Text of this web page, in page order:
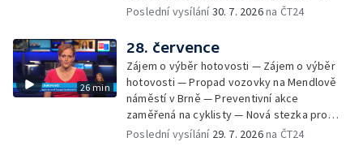
Chybějící toalety u dětských hřišť —
bývalého nákupního domu Letná — Končí 52.
ročník Letní filmové školy — 3. ročník
komunitní akce Stůl ve středu — Cesta na
podporu paliativní péče
Poslední vysílání30. 7. 2026na ČT24
26 min
28. července
Zájem o výběr hotovosti — Zájem o výběr
hotovosti — Propad vozovky na Mendlově
náměstí v Brně — Preventivní akce
zaměřená na cyklisty — Nová stezka pro
cyklisty na Zlínsku — Letecká linka mezi
Poslední vysílání 29. 7. 2026na ČT24